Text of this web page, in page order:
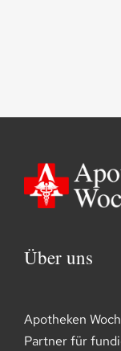
Über uns
Apotheken
Partner für